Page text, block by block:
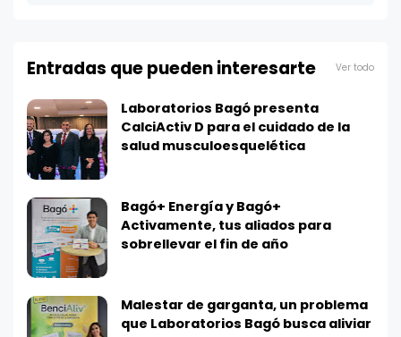
Entradas que pueden interesarte Ver todo
Laboratorios Bagó presenta
CalciActiv D para el cuidado de la
salud musculoesquelética
Bagó+ Energía y Bagó+
Activamente, tus aliados para
sobrellevar el fin de año
Malestar de garganta, un problema
que Laboratorios Bagó busca aliviar